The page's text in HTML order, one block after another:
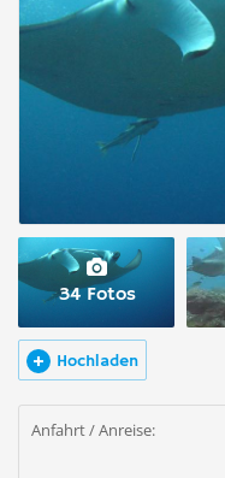
34 Fotos
Hochladen
Anfahrt / Anreise: